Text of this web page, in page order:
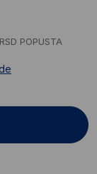
POPUSTA